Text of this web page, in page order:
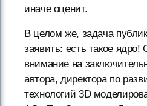
иначе оценит.
В целом же, задача
заявить: есть такое ядро!
внимание на
автора, директора по
технологий 3D